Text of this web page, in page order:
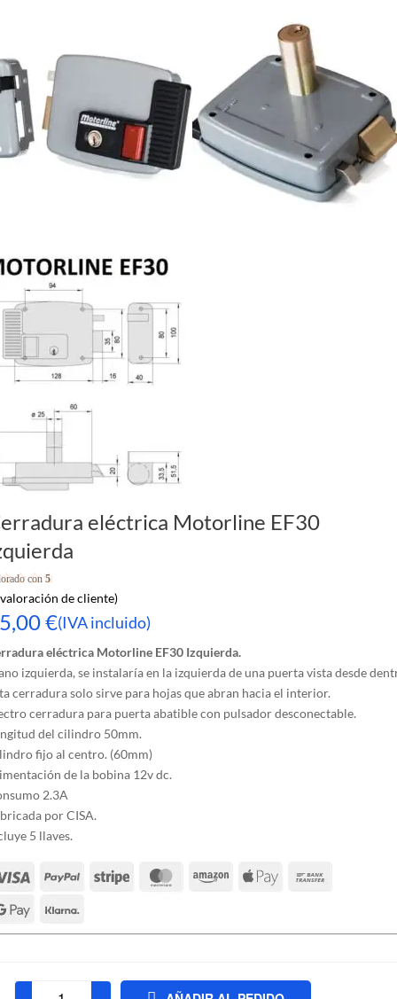
eléctrica Motorline EF30
con5
en base a
de cliente)
€(IVA incluido)
eléctrica Motorline EF30 Izquierda.
izquierda, se instalaría en la izquierda de una puerta vista desde
cerradura solo sirve para hojas que abran hacia el interior.
cerradura para puerta abatible con pulsador desconectable.
del cilindro 50mm.
fijo al centro. (60mm)
de la bobina 12v dc.
2.3A
por CISA.
5 llaves.